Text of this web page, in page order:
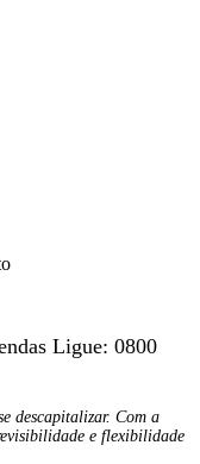
Ligue: 0800
descapitalizar. Com a
e flexibilidade